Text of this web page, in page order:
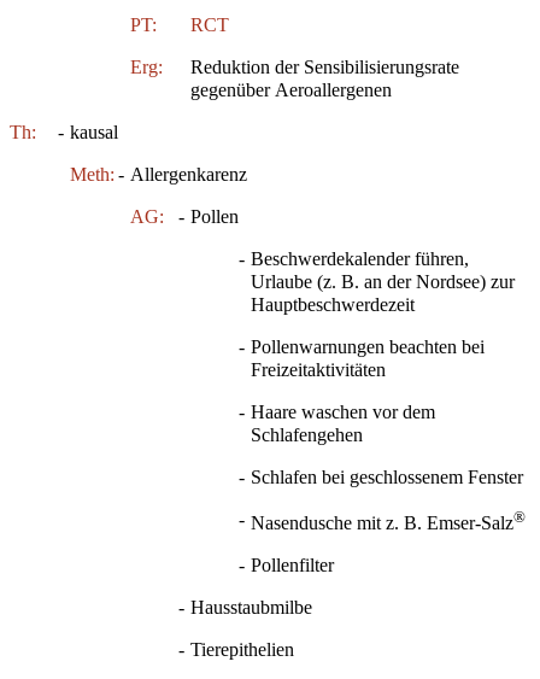
PT: RCT
Erg:
Reduktion der Sensibilisierungsrate
gegenüber Aeroallergenen
Th: - kausal
Meth: - Allergenkarenz
AG: - Pollen
- Beschwerdekalender führen,
Urlaube (z. B. an der Nordsee) zur
Hauptbeschwerdezeit
- Pollenwarnungen beachten bei
Freizeitaktivitäten
- Haare waschen vor dem
Schlafengehen
- Schlafen bei geschlossenem Fenster
- Nasendusche mit z. B. Emser-Salz®
- Pollenfilter
- Hausstaubmilbe
- Tierepithelien